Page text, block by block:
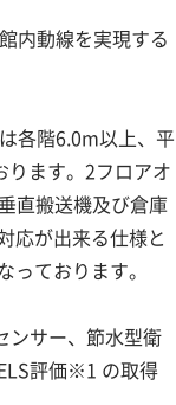
内動線を実現する
各階6.0m以上、平
ます。2フロアオ
直搬送機及び倉庫
応が出来る仕様と
ております。
ンサー、節水型衛
評価※1 の取得